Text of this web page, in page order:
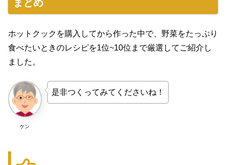
まとめ
ホットクックを購入してから作った中で、野菜をたっぷり
食べたいときのレシピを1位~10位まで厳選してご紹介し
ました。
ケン
是非つくってみてくださいね！